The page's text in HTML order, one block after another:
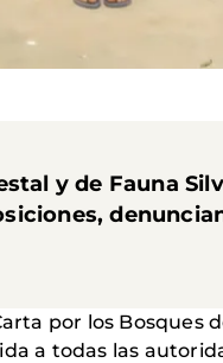
y de Fauna
por los Bosques
a todas las